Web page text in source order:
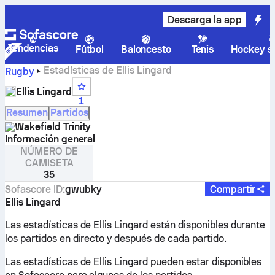
Descarga la app
Tendencias Fútbol Baloncesto Tenis
Hockey
Rugby
Estadísticas de Ellis Lingard
Ellis Lingard
1
Resumen Partidos
Wakefield Trinity
Información general
NÚMERO DE
CAMISETA
35
Sofascore ID:gwubky
Compartir
Ellis Lingard
Las estadísticas de Ellis Lingard están disponibles durante
los partidos en directo y después de cada partido.
Las estadísticas de Ellis Lingard pueden estar disponibles